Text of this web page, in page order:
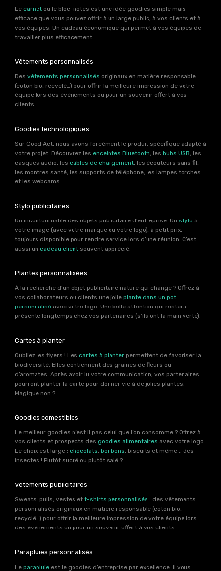
Le carnet ou le bloc-notes est une idée goodies simple mais
efficace que vous pouvez offrir à un large public, à vos clients et à
vos équipes. Un cadeau économique qui permet à vos équipes de
travailler plus efficacement.
Vêtements personnalisés
Des vêtements personnalisés originaux en matière responsable
(coton bio, recyclé…) pour offrir la meilleure impression de votre
équipe lors des événements ou pour un souvenir offert à vos
clients.
Goodies technologiques
Sur Good Act, nous avons forcément le produit spécifique adapté à
votre projet. Découvrez les enceintes Bluetooth , les hubs USB , les
casques audio, les câbles de chargement , les écouteurs sans fil,
les montres santé, les supports de téléphone, les lampes torches
et les webcams…
Stylo publicitaires
Un incontournable des objets publicitaire d’entreprise. Un stylo à
votre image (avec votre marque ou votre logo), à petit prix,
toujours disponible pour rendre service lors d’une réunion. C’est
aussi un cadeau client souvent apprécié.
Plantes personnalisées
À la recherche d’un objet publicitaire nature qui change ? Offrez à
vos collaborateurs ou clients une jolie plante dans un pot
personnalisé avec votre logo. Une belle attention qui restera
présente longtemps chez vos partenaires (s’ils ont la main verte).
Cartes à planter
Oubliez les flyers ! Les cartes à planter permettent de favoriser la
biodiversité. Elles contiennent des graines de fleurs ou
d’aromates. Après avoir lu votre communication, vos partenaires
pourront planter la carte pour donner vie à de jolies plantes.
Magique non ?
Goodies comestibles
Le meilleur goodies n’est il pas celui que l’on consomme ? Offrez à
vos clients et prospects des goodies alimentaires avec votre logo.
Le choix est large : chocolats, bonbons, biscuits et même .. des
insectes ! Plutôt sucré ou plutôt salé ?
Vêtements publicitaires
Sweats, pulls, vestes et t-shirts personnalisés : des vêtements
personnalisés originaux en matière responsable (coton bio,
recyclé…) pour offrir la meilleure impression de votre équipe lors
des événements ou pour un souvenir offert à vos clients.
Parapluies personnalisés
Le parapluie est le goodies d’entreprise par excellence. Il vous